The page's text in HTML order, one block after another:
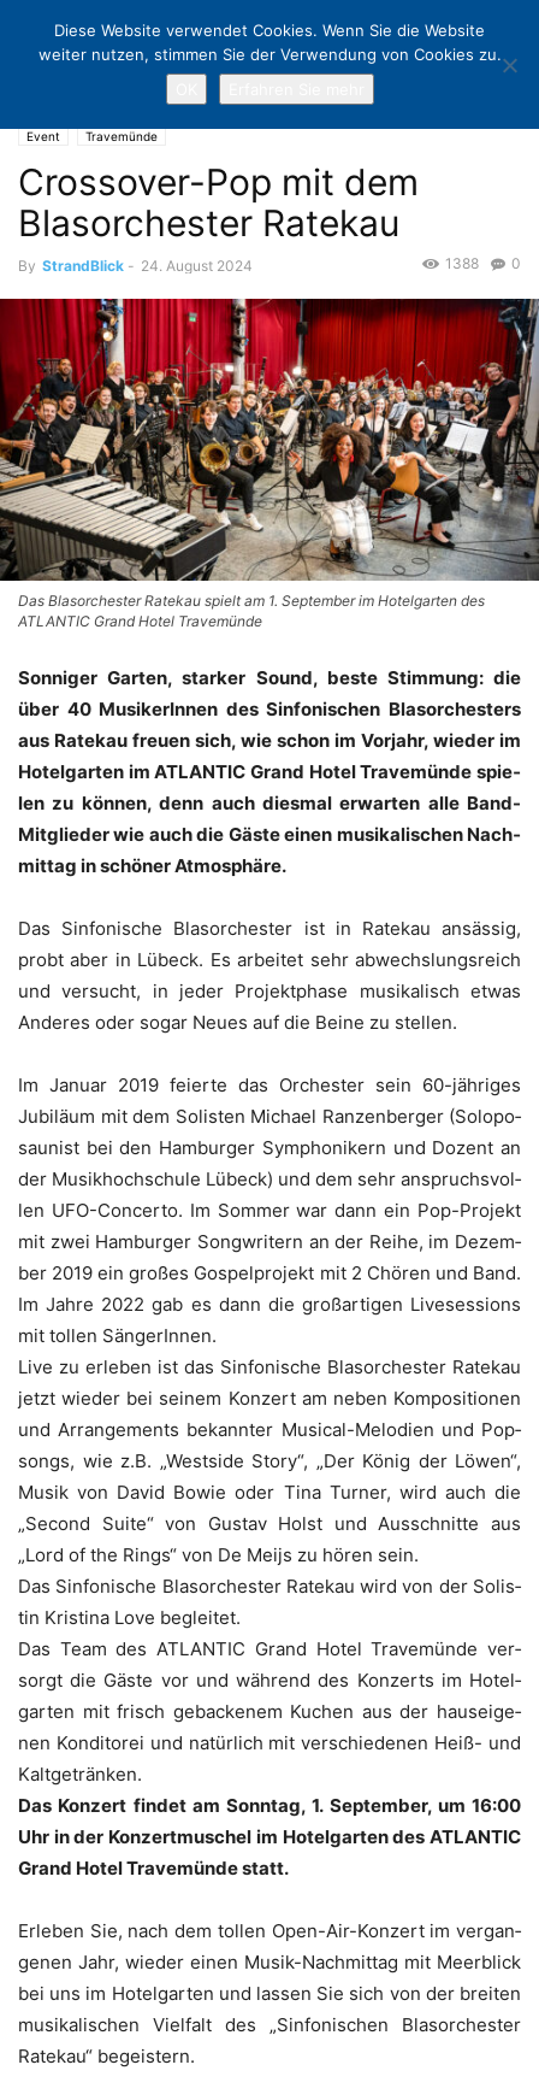
Event Travemünde
Crossover-Pop mit dem
Blasorchester Ratekau
By StrandBlick - 24. August 2024 0
1388
Das Blasorchester Ratekau spielt am 1. September im Hotelgarten des
ATLANTIC Grand Hotel Travemünde
Son­ni­ger Gar­ten, star­ker Sound, bes­te Stim­mung: die
über 40 Musi­ke­rIn­nen des Sin­fo­ni­schen Blas­or­ches­ters
aus Rate­kau freu­en sich, wie schon im Vor­jahr, wie­der im
Hotel­gar­ten im ATLANTIC Grand Hotel Tra­ve­mün­de spie­
len zu kön­nen, denn auch dies­mal erwar­ten alle Band-
Mit­glie­der wie auch die Gäs­te einen musi­ka­li­schen Nach­
mit­tag in schö­ner Atmosphäre.
Das Sin­fo­ni­sche Blas­or­ches­ter ist in Rate­kau ansäs­sig,
probt aber in Lübeck. Es arbei­tet sehr abwechs­lungs­reich
und ver­sucht, in jeder Pro­jekt­pha­se musi­ka­lisch etwas
Ande­res oder sogar Neu­es auf die Bei­ne zu stellen.
Im Janu­ar 2019 fei­er­te das Orches­ter sein 60-jäh­ri­ges
Jubi­lä­um mit dem Solis­ten Micha­el Ran­zen­ber­ger (Solo­po­
sau­nist bei den Ham­bur­ger Sym­pho­ni­kern und Dozent an
der Musik­hoch­schu­le Lübeck) und dem sehr anspruchs­vol­
len UFO-Con­cer­to. Im Som­mer war dann ein Pop-Pro­jekt
mit zwei Ham­bur­ger Song­wri­tern an der Rei­he, im Dezem­
ber 2019 ein gro­ßes Gos­pel­pro­jekt mit 2 Chö­ren und Band.
Im Jah­re 2022 gab es dann die groß­ar­ti­gen Live­ses­si­ons
mit tol­len SängerInnen.
Live zu erle­ben ist das Sin­fo­ni­sche Blas­or­ches­ter Rate­kau
jetzt wie­der bei sei­nem Kon­zert am neben Kom­po­si­tio­nen
und Arran­ge­ments bekann­ter Musi­cal-Melo­dien und Pop­
songs, wie z.B. „West­side Sto­ry“, „Der König der ­Löwen“,
Musik von David Bowie oder Tina ­Tur­ner, wird auch die
„Second Suite“ von ­Gus­tav Holst und Aus­schnit­te aus
„Lord of the Rings“ von De Meijs zu hören sein.
Das Sin­fo­ni­sche Blas­or­ches­ter Rate­kau wird von der Solis­
tin Kris­ti­na Love begleitet.
Das Team des ATLANTIC Grand Hotel Tra­ve­mün­de ver­
sorgt die Gäs­te vor und wäh­rend des Kon­zerts im Hotel­
gar­ten mit­ frisch geba­cke­nem Kuchen aus der haus­ei­ge­
nen Kon­di­to­rei und natür­lich mit ver­schie­de­nen Heiß- und
Kaltgetränken.
Das Kon­zert fin­det am Sonn­tag, 1. Sep­tem­ber, um 16:00
Uhr in der Kon­zert­mu­schel im Hotel­gar­ten des ATLANTIC
Grand Hotel Tra­ve­mün­de statt.
Erle­ben Sie, nach dem tol­len Open-Air-Kon­zert im ver­gan­
ge­nen Jahr, wie­der einen Musik-Nach­mit­tag mit Meer­blick
bei uns im Hotel­gar­ten und las­sen Sie sich von der brei­ten
musi­ka­li­schen Viel­falt des „Sin­fo­ni­schen Blas­or­ches­ter
Rate­kau“ begeistern.
Diese Website verwendet Cookies. Wenn Sie die Website
weiter nutzen, stimmen Sie der Verwendung von Cookies zu.